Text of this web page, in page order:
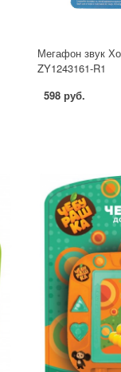
Мегафон звук
ZY1243161-R1
598 руб.